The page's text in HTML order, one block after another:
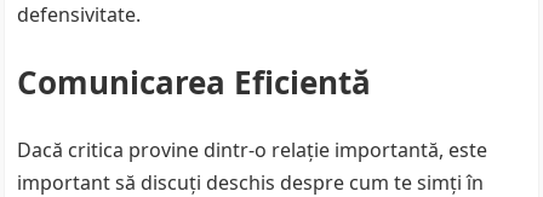
defensivitate.
Comunicarea Eficientă
Dacă critica provine dintr-o relație importantă, este
important să discuți deschis despre cum te simți în